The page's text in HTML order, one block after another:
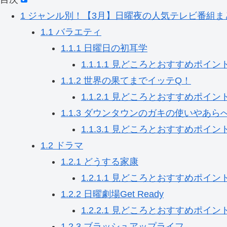
1 ジャンル別！【3月】日曜夜の人気テレビ番組ま
1.1 バラエティ
1.1.1 日曜日の初耳学
1.1.1.1 見どころとおすすめポイン
1.1.2 世界の果てまでイッテQ！
1.1.2.1 見どころとおすすめポイン
1.1.3 ダウンタウンのガキの使いやあら
1.1.3.1 見どころとおすすめポイン
1.2 ドラマ
1.2.1 どうする家康
1.2.1.1 見どころとおすすめポイン
1.2.2 日曜劇場Get Ready
1.2.2.1 見どころとおすすめポイン